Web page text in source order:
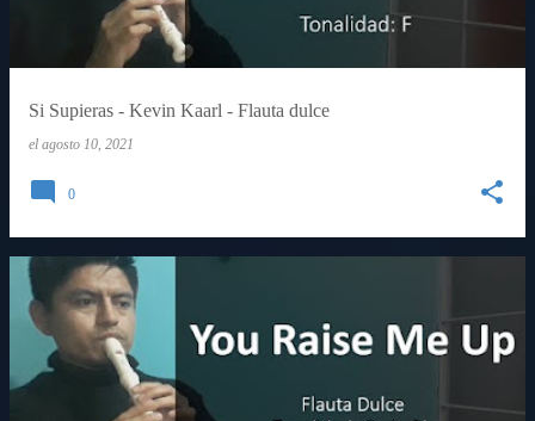
Si Supieras - Kevin Kaarl - Flauta dulce
el agosto 10, 2021
0